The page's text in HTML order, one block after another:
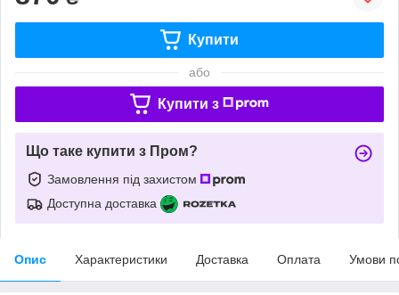
Купити
або
Купити з
Що таке купити з Пром?
Замовлення під захистом
Доступна доставка
Опис Характеристики Доставка Оплата Умови